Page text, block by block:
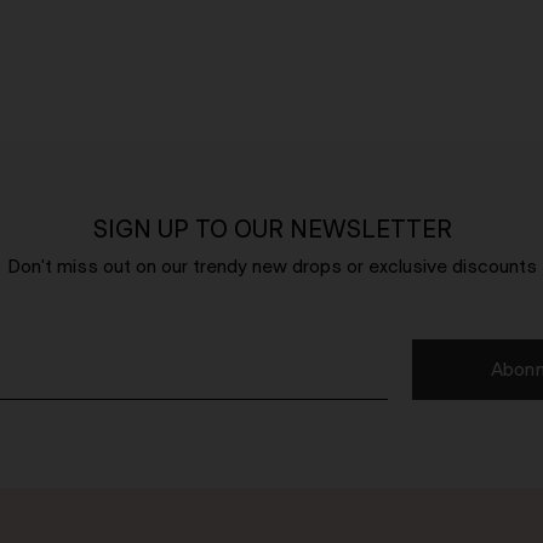
SIGN UP TO OUR NEWSLETTER
Don't miss out on our trendy new drops or exclusive discounts